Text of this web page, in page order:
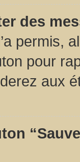
des
permis,
pour
aux